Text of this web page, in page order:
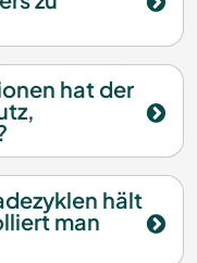
hat der
hält
man